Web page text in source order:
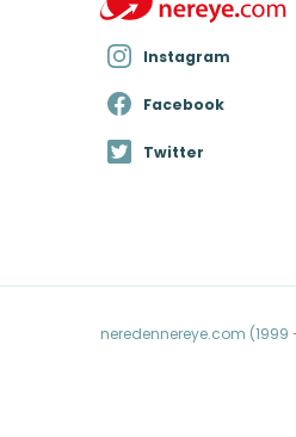
Instagram
Facebook
Twitter
neredennereye.com (1999